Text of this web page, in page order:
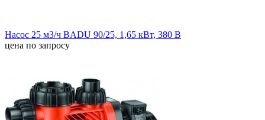
Насос 25 м3/ч BADU 90/25, 1,65 кВт, 380 В
цена по запросу